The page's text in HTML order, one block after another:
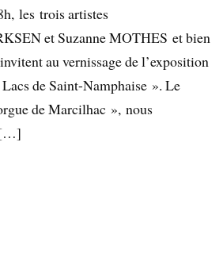
les trois artistes
et Suzanne MOTHES et bien
au vernissage de l’exposition
de Saint-Namphaise ». Le
de Marcilhac », nous
[…]